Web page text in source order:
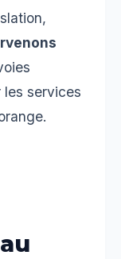
services